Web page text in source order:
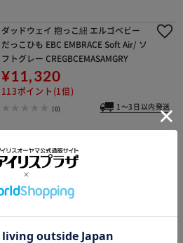
ダッドウェイ 抱っこ紐 エルゴベビー
だっこひも EBC EMBRACE Soft Air/ ソ
フトグレー CREGBCEMASAMGRY
¥11,320
113ポイント(1倍)
(0) 1～3日以内発送
ダッドウェイ EBC OMNI Breeze/ CRE
GBCZ360PBKBGCB ブラック＆ベージ
ュカラーブロック
¥29,800
298ポイント(1倍)
(0)